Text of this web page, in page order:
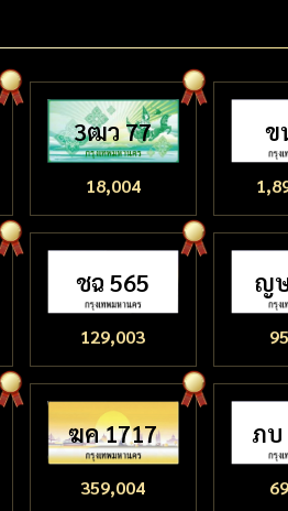
3ฒว 77
18,004
ข
ชฉ 565
129,003
ญ
ฆค 1717
359,004
ภบ